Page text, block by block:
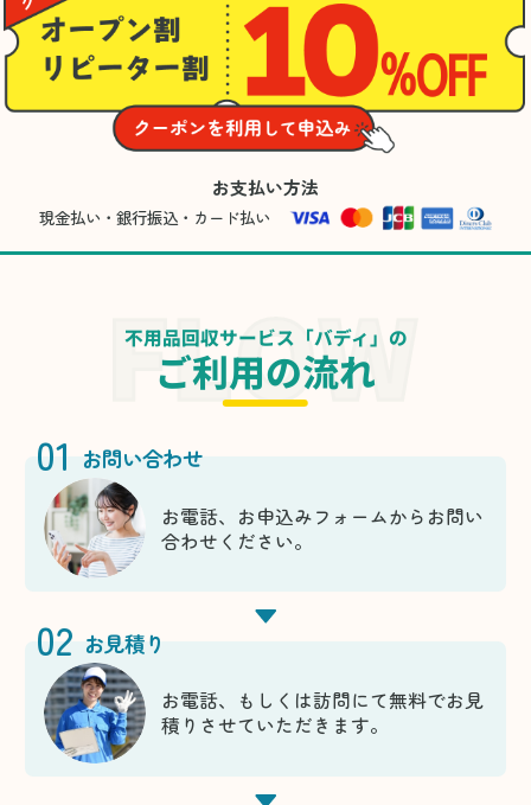
お支払い方法
現金払い・銀行振込・カード払い
不用品回収サービス「バディ」の
ご利用の流れ
01 お問い合わせ
お電話、お申込みフォームからお問い
合わせください。
02 お見積り
お電話、もしくは訪問にて無料でお見
積りさせていただきます。